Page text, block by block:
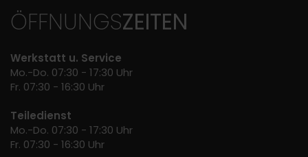
ÖFFNUNGSZEITEN
Werkstatt u. Service
Mo.-Do. 07:30 - 17:30 Uhr
Fr. 07:30 - 16:30 Uhr
Teiledienst
Mo.-Do. 07:30 - 17:30 Uhr
Fr. 07:30 - 16:30 Uhr